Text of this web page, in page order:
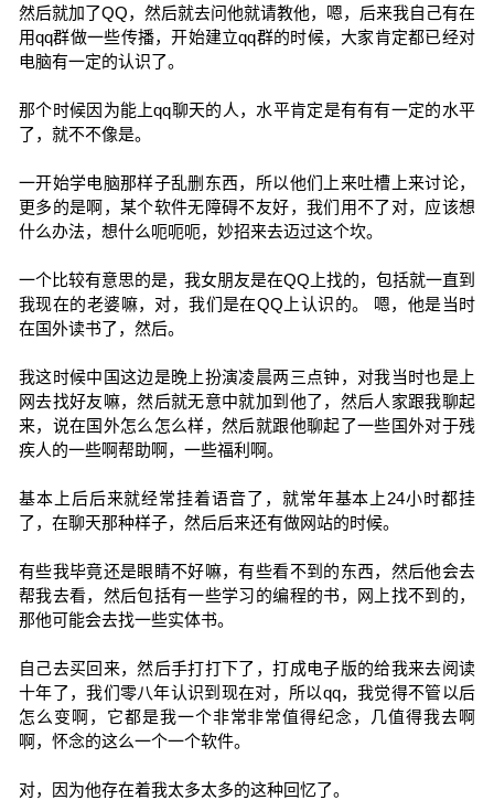
然后就加了QQ，然后就去问他就请教他，嗯，后来我自己有在
用qq群做一些传播，开始建立qq群的时候，大家肯定都已经对
电脑有一定的认识了。
那个时候因为能上qq聊天的人，水平肯定是有有有一定的水平
了，就不不像是。
一开始学电脑那样子乱删东西，所以他们上来吐槽上来讨论，
更多的是啊，某个软件无障碍不友好，我们用不了对，应该想
什么办法，想什么呃呃呃，妙招来去迈过这个坎。
一个比较有意思的是，我女朋友是在QQ上找的，包括就一直到
我现在的老婆嘛，对，我们是在QQ上认识的。 嗯，他是当时
在国外读书了，然后。
我这时候中国这边是晚上扮演凌晨两三点钟，对我当时也是上
网去找好友嘛，然后就无意中就加到他了，然后人家跟我聊起
来，说在国外怎么怎么样，然后就跟他聊起了一些国外对于残
疾人的一些啊帮助啊，一些福利啊。
基本上后后来就经常挂着语音了，就常年基本上24小时都挂
了，在聊天那种样子，然后后来还有做网站的时候。
有些我毕竟还是眼睛不好嘛，有些看不到的东西，然后他会去
帮我去看，然后包括有一些学习的编程的书，网上找不到的，
那他可能会去找一些实体书。
自己去买回来，然后手打打下了，打成电子版的给我来去阅读
十年了，我们零八年认识到现在对，所以qq，我觉得不管以后
怎么变啊，它都是我一个非常非常值得纪念，几值得我去啊
啊，怀念的这么一个一个软件。
对，因为他存在着我太多太多的这种回忆了。